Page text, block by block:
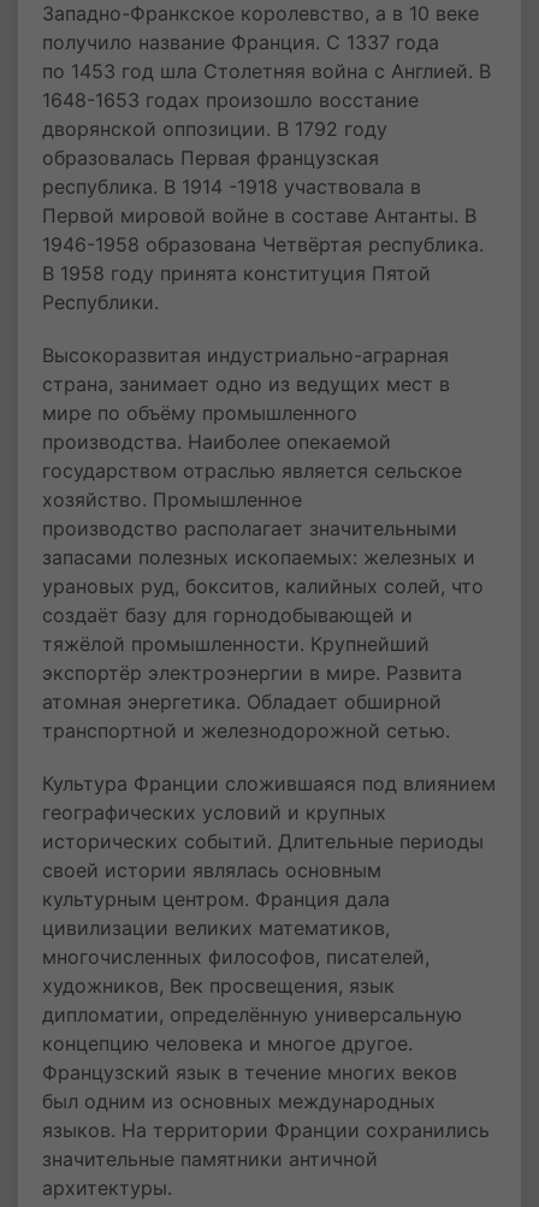
Западно-Франкское королевство, а в 10 веке
получило название Франция. С 1337 года
по 1453 год шла Столетняя война с Англией. В
1648-1653 годах произошло восстание
дворянской оппозиции. В 1792 году
образовалась Первая французская
республика. В 1914 -1918 участвовала в
Первой мировой войне в составе Антанты. В
1946-1958 образована Четвёртая республика.
В 1958 году принята конституция Пятой
Республики.
Высокоразвитая индустриально-аграрная
страна, занимает одно из ведущих мест в
мире по объёму промышленного
производства. Наиболее опекаемой
государством отраслью является сельское
хозяйство. Промышленное
производство располагает значительными
запасами полезных ископаемых: железных и
урановых руд, бокситов, калийных солей, что
создаёт базу для горнодобывающей и
тяжёлой промышленности. Крупнейший
экспортёр электроэнергии в мире. Развита
атомная энергетика. Обладает обширной
транспортной и железнодорожной сетью.
Культура Франции сложившаяся под влиянием
географических условий и крупных
исторических событий. Длительные периоды
своей истории являлась основным
культурным центром. Франция дала
цивилизации великих математиков,
многочисленных философов, писателей,
художников, Век просвещения, язык
дипломатии, определённую универсальную
концепцию человека и многое другое.
Французский язык в течение многих веков
был одним из основных международных
языков. На территории Франции сохранились
значительные памятники античной
архитектуры.